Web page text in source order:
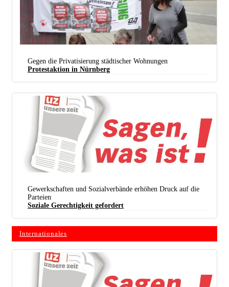
(foto: Gustl Ballin)
Gegen die Privatisierung städtischer Wohnungen
Protestaktion in Nürnberg
Gewerkschaften und Sozialverbände erhöhen Druck auf die
Parteien
Soziale Gerechtigkeit gefordert
Internationales